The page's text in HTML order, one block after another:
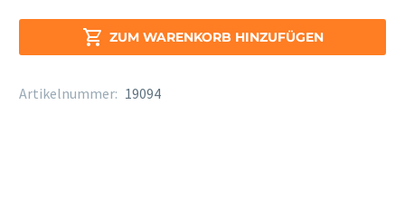
6006
 ZUM WARENKORB HINZUFÜGEN
Artikelnummer: 19094